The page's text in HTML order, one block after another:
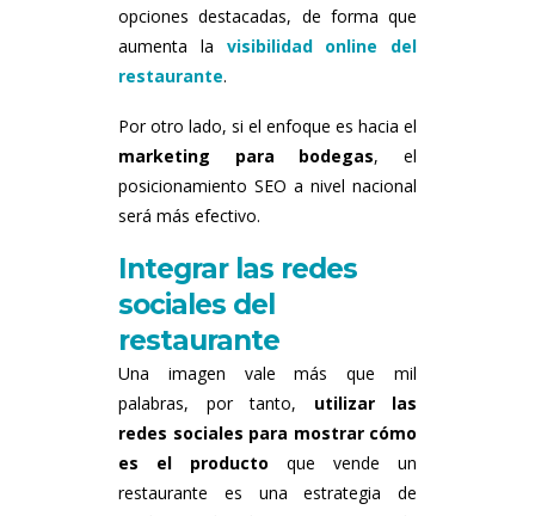
opciones destacadas, de forma que
aumenta la visibilidad online del
restaurante.
Por otro lado, si el enfoque es hacia el
marketing para bodegas, el
posicionamiento SEO a nivel nacional
será más efectivo.
Integrar las redes
sociales del
restaurante
Una imagen vale más que mil
palabras, por tanto, utilizar las
redes sociales para mostrar cómo
es el producto que vende un
restaurante es una estrategia de